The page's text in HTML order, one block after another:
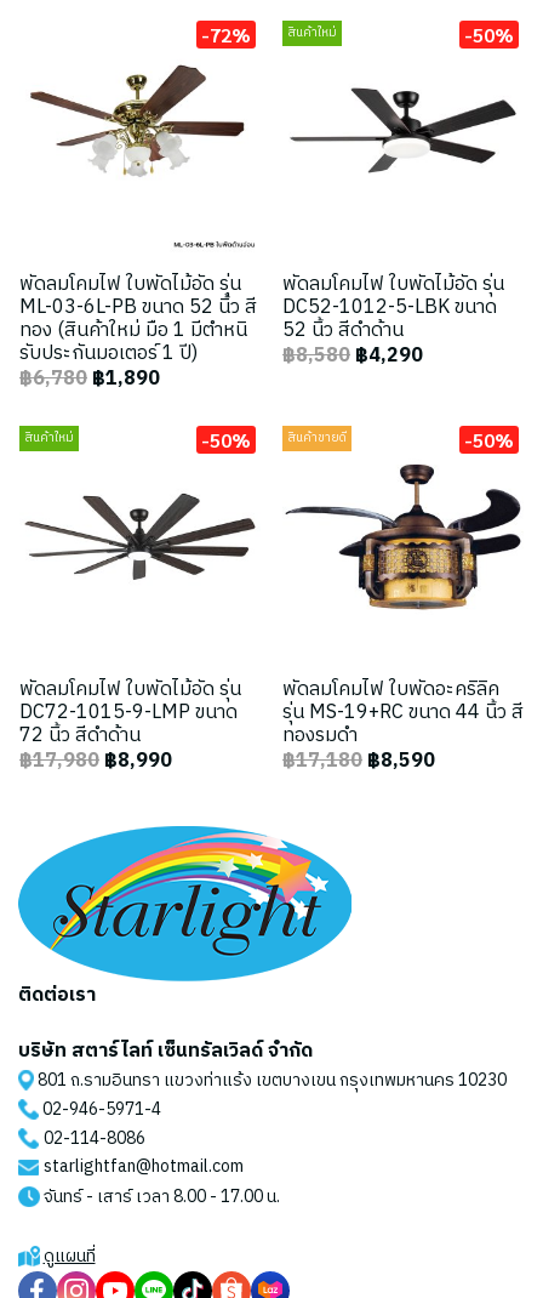
-72%
พัดลมโคมไฟ ใบพัดไม้อัด รุ่น
ML-03-6L-PB ขนาด 52 นิ้ว สี
ทอง (สินค้าใหม่ มือ 1 มีตำหนิ
รับประกันมอเตอร์ 1 ปี)
฿6,780฿1,890
สินค้าใหม่ -50%
พัดลมโคมไฟ ใบพัดไม้อัด รุ่น
DC52-1012-5-LBK ขนาด
52 นิ้ว สีดำด้าน
฿8,580฿4,290
สินค้าใหม่ -50%
พัดลมโคมไฟ ใบพัดไม้อัด รุ่น
DC72-1015-9-LMP ขนาด
72 นิ้ว สีดำด้าน
฿17,980฿8,990
สินค้าขายดี -50%
พัดลมโคมไฟ ใบพัดอะคริลิค
รุ่น MS-19+RC ขนาด 44 นิ้ว สี
ทองรมดำ
฿17,180฿8,590
ติดต่อเรา
บริษัท สตาร์ไลท์ เซ็นทรัลเวิลด์ จำกัด
801 ถ.รามอินทรา แขวงท่าแร้ง เขตบางเขน กรุงเทพมหานคร 10230
02-946-5971-4
02-114-8086
starlightfan@hotmail.com
จันทร์ - เสาร์ เวลา 8.00 - 17.00 น.
ดูแผนที่